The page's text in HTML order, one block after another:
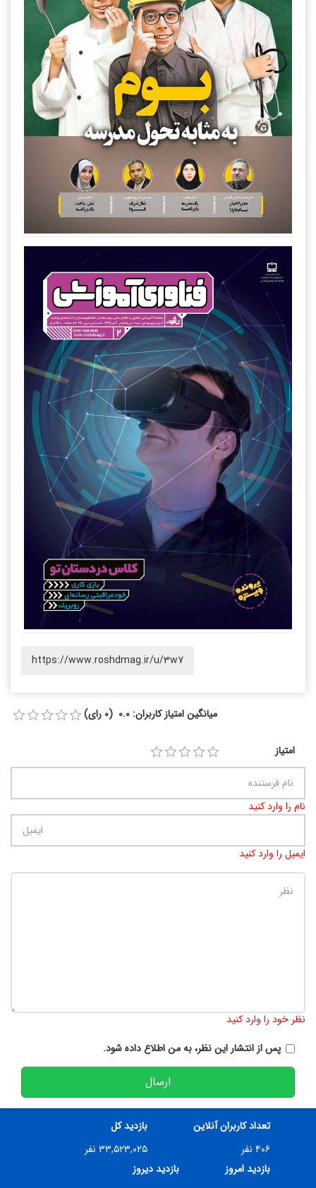
https://www.roshdmag.ir/u/3w7
میانگین امتیاز کاربران: 0.0 (0 رای)
امتیاز
نام را وارد کنید
ایمیل را وارد کنید
نظر خود را وارد کنید
پس از انتشار این نظر، به من اطلاع داده شود.
ارسال
تعداد کاربران آنلاین
۴۰۶ نفر
بازدید کل
۳۳,۵۲۳,۰۲۵ نفر
بازدید امروز
بازدید دیروز